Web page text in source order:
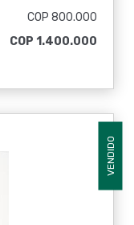
COP 800.000
COP 1.400.000
VENDIDO